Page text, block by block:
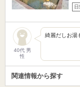
日
40代 男
性
綺麗だしお湯
関連情報から探す